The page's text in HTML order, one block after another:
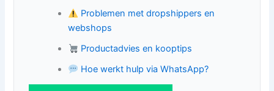
Problemen met dropshippers en
webshops
Productadvies en kooptips
Hoe werkt hulp via WhatsApp?